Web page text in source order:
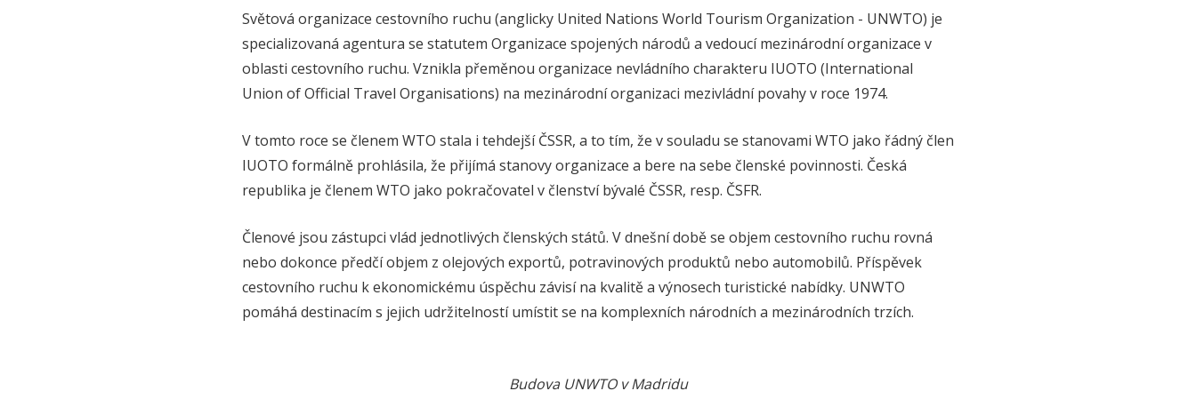
Světová organizace cestovního ruchu (anglicky United Nations World Tourism Organization - UNWTO) je
specializovaná agentura se statutem Organizace spojených národů a vedoucí mezinárodní organizace v
oblasti cestovního ruchu. Vznikla přeměnou organizace nevládního charakteru IUOTO (International
Union of Official Travel Organisations) na mezinárodní organizaci mezivládní povahy v roce 1974.
V tomto roce se členem WTO stala i tehdejší ČSSR, a to tím, že v souladu se stanovami WTO jako řádný člen
IUOTO formálně prohlásila, že přijímá stanovy organizace a bere na sebe členské povinnosti. Česká
republika je členem WTO jako pokračovatel v členství bývalé ČSSR, resp. ČSFR.
Členové jsou zástupci vlád jednotlivých členských států. V dnešní době se objem cestovního ruchu rovná
nebo dokonce předčí objem z olejových exportů, potravinových produktů nebo automobilů. Příspěvek
cestovního ruchu k ekonomickému úspěchu závisí na kvalitě a výnosech turistické nabídky. UNWTO
pomáhá destinacím s jejich udržitelností umístit se na komplexních národních a mezinárodních trzích.
Budova UNWTO v Madridu